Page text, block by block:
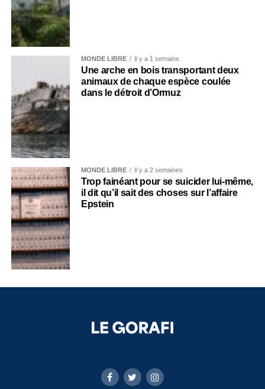
MONDE LIBRE Il y a 1 semaine
Une arche en bois transportant deux
animaux de chaque espèce coulée
dans le détroit d’Ormuz
MONDE LIBRE Il y a 2 semaines
Trop fainéant pour se suicider lui-même,
il dit qu’il sait des choses sur l’affaire
Epstein